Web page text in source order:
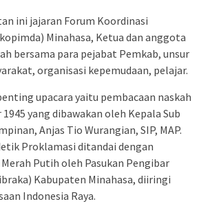
ini jajaran Forum Koordinasi
Minahasa, Ketua dan anggota
bersama para pejabat Pemkab, unsur
organisasi kepemudaan, pelajar.
upacara yaitu pembacaan naskah
yang dibawakan oleh Kepala Sub
Anjas Tio Wurangian, SIP, MAP.
Proklamasi ditandai dengan
Putih oleh Pasukan Pengibar
Kabupaten Minahasa, diiringi
Indonesia Raya.